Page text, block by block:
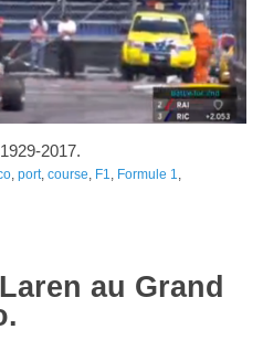
2017.
, port, course F1 Formule 1
au Grand